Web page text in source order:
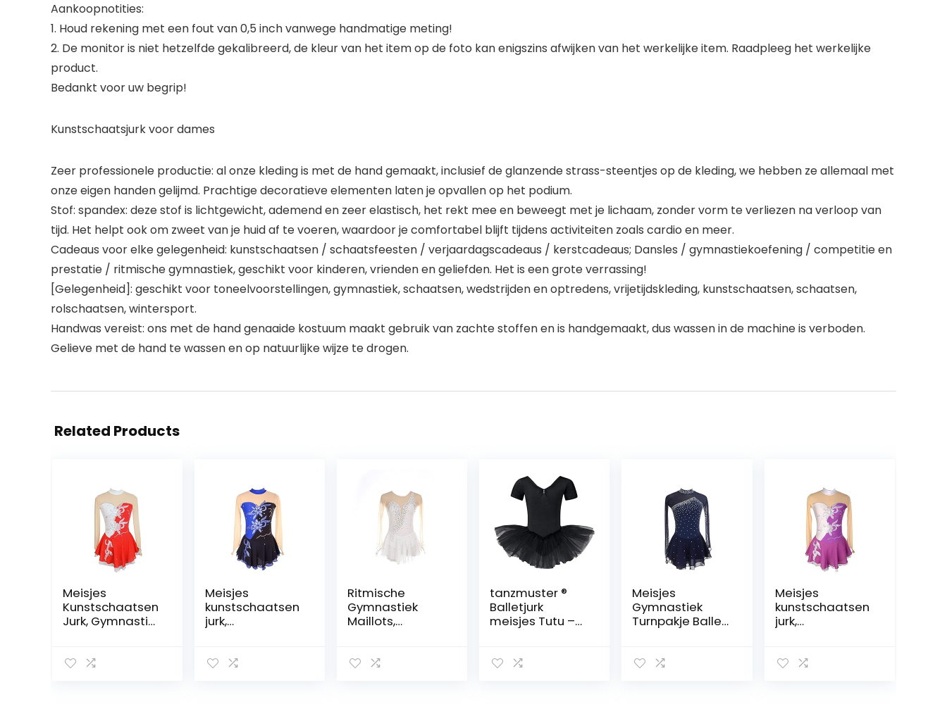
Aankoopnotities:
1. Houd rekening met een fout van 0,5 inch vanwege handmatige meting!
2. De monitor is niet hetzelfde gekalibreerd, de kleur van het item op de foto kan enigszins afwijken van het werkelijke item. Raadpleeg het werkelijke
product.
Bedankt voor uw begrip!
Kunstschaatsjurk voor dames
Zeer professionele productie: al onze kleding is met de hand gemaakt, inclusief de glanzende strass-steentjes op de kleding, we hebben ze allemaal met
onze eigen handen gelijmd. Prachtige decoratieve elementen laten je opvallen op het podium.
Stof: spandex: deze stof is lichtgewicht, ademend en zeer elastisch, het rekt mee en beweegt met je lichaam, zonder vorm te verliezen na verloop van
tijd. Het helpt ook om zweet van je huid af te voeren, waardoor je comfortabel blijft tijdens activiteiten zoals cardio en meer.
Cadeaus voor elke gelegenheid: kunstschaatsen / schaatsfeesten / verjaardagscadeaus / kerstcadeaus; Dansles / gymnastiekoefening / competitie en
prestatie / ritmische gymnastiek, geschikt voor kinderen, vrienden en geliefden. Het is een grote verrassing!
[Gelegenheid]: geschikt voor toneelvoorstellingen, gymnastiek, schaatsen, wedstrijden en optredens, vrijetijdskleding, kunstschaatsen, schaatsen,
rolschaatsen, wintersport.
Handwas vereist: ons met de hand genaaide kostuum maakt gebruik van zachte stoffen en is handgemaakt, dus wassen in de machine is verboden.
Gelieve met de hand te wassen en op natuurlijke wijze te drogen.
Related Products
Meisjes
Kunstschaatsen
Jurk, Gymnastiek
Concurrentie
Meisjes
kunstschaatsen
jurk,
kleding ijs pak
Ritmische
Gymnastiek
Maillots,
Mouwloos
tanzmuster ®
Balletjurk
meisjes Tutu –
katoen met
Meisjes
Gymnastiek
Turnpakje Ballet
Back Figuur
Meisjes
kunstschaatsen
jurk,
kleding ijs pak